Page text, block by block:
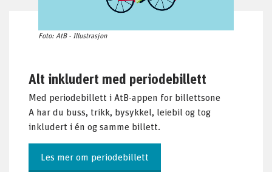
Foto: AtB - Illustrasjon
Alt inkludert med periodebillett
Med periodebillett i AtB-appen for billettsone
A har du buss, trikk, bysykkel, leiebil og tog
inkludert i én og samme billett.
Les mer om periodebillett